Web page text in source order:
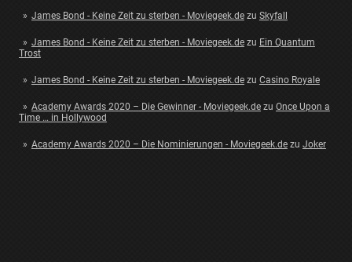
James Bond - Keine Zeit zu sterben - Moviegeek.dezu Skyfall
James Bond - Keine Zeit zu sterben - Moviegeek.dezu Ein Quantum
Trost
James Bond - Keine Zeit zu sterben - Moviegeek.dezu Casino Royale
Academy Awards 2020 – Die Gewinner - Moviegeek.dezu Once Upon a
Time … in Hollywood
Academy Awards 2020 – Die Nominierungen - Moviegeek.dezu Joker